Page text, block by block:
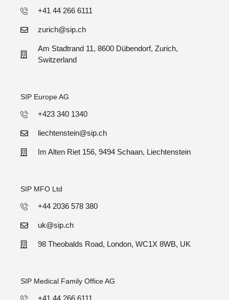
+41 44 266 6111
zurich@sip.ch
Am Stadtrand 11, 8600 Dübendorf, Zurich,
Switzerland
SIP Europe AG
+423 340 1340
liechtenstein@sip.ch
Im Alten Riet 156, 9494 Schaan, Liechtenstein
SIP MFO Ltd
+44 2036 578 380
uk@sip.ch
98 Theobalds Road, London, WC1X 8WB, UK
SIP Medical Family Office AG